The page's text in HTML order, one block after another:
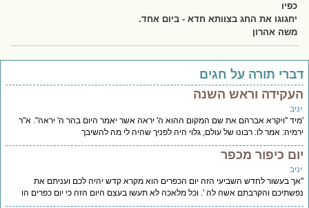
כפיו
יחגוגו את החג בצוותא חדא - ביום אחד.
משה אהרון
תורה על חגים
וראש השנה
"ויקרא אברהם את שם המקום ההוא ה' יראה אשר יאמר היום בהר ה' יראה". א"ר
אמר לו: רבונו של עולם, גלוי היה לפניך שהיה לי מה להשיבך
כיפור מכפר
בעשור לחדש השביעי הזה יום הכפרים הוא מקרא קדש יהיה לכם ועניתם את
והקרבתם אשה לה '. וכל מלאכה לא תעשו בעצם היום הזה כי יום כפרים הו